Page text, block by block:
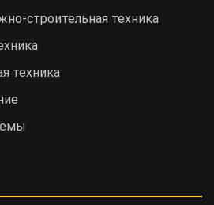
cтроительная техника
техника